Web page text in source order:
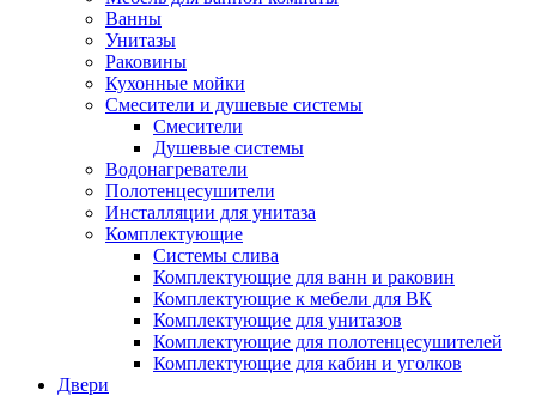
Ванны
Унитазы
Раковины
Кухонные мойки
Смесители и душевые системы
Смесители
Душевые системы
Водонагреватели
Полотенцесушители
Инсталляции для унитаза
Комплектующие
Системы слива
Комплектующие для ванн и раковин
Комплектующие к мебели для ВК
Комплектующие для унитазов
Комплектующие для полотенцесушителей
Комплектующие для кабин и уголков
Двери